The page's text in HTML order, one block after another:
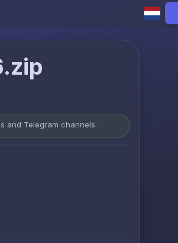
and Telegram channels.